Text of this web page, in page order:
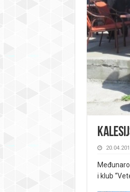
i klub